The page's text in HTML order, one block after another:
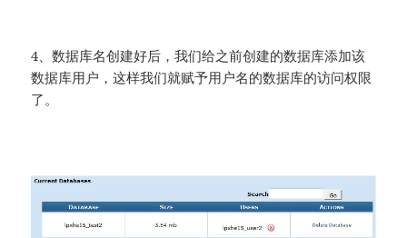
4、数据库名创建好后，我们给之前创建的数据库添加该
数据库用户，这样我们就赋予用户名的数据库的访问权限
了。